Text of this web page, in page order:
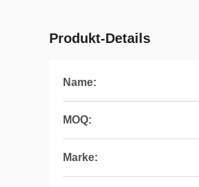
Produkt-Details
Name:
MOQ:
Marke: